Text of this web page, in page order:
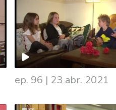
ep. 96 | 23 abr. 2021